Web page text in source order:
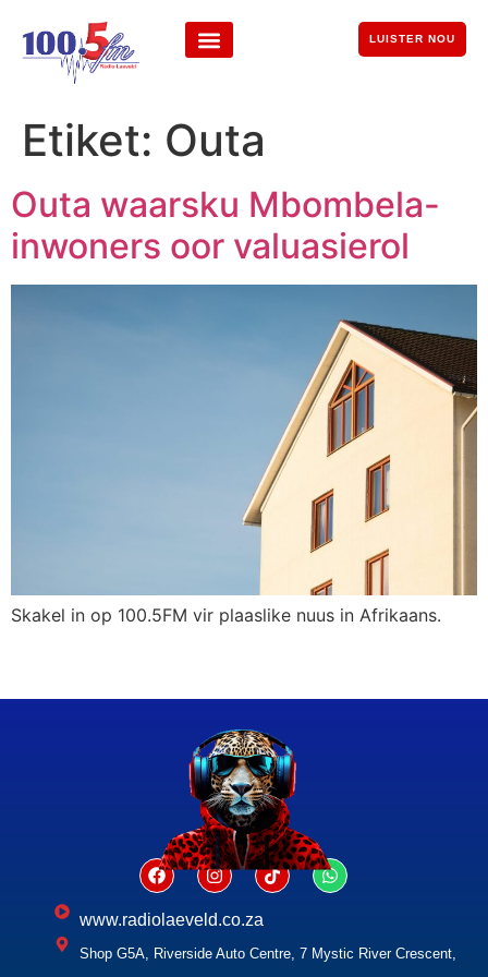
LUISTER NOU
Etiket: Outa
Outa waarsku Mbombela-
inwoners oor valuasierol
Skakel in op 100.5FM vir plaaslike nuus in Afrikaans.
www.radiolaeveld.co.za
Shop G5A, Riverside Auto Centre, 7 Mystic River Crescent,